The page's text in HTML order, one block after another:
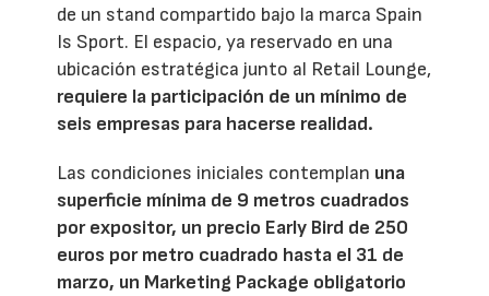
de un stand compartido bajo la marca Spain
Is Sport. El espacio, ya reservado en una
ubicación estratégica junto al Retail Lounge,
requiere la participación de un mínimo de
seis empresas para hacerse realidad.
Las condiciones iniciales contemplan una
superficie mínima de 9 metros cuadrados
por expositor, un precio Early Bird de 250
euros por metro cuadrado hasta el 31 de
marzo, un Marketing Package obligatorio